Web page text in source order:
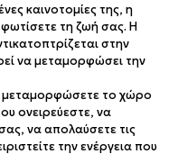
καινοτομίες της, η
τη ζωή σας. Η
στην
να μεταμορφώσει την
μεταμορφώσετε το χώρο
ονειρεύεστε, να
να απολαύσετε τις
την ενέργεια που